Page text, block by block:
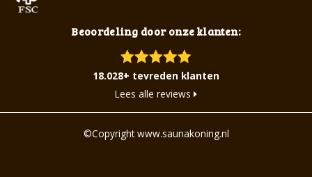
Beoordeling door onze klanten:
18.028+ tevreden klanten
Lees alle reviews
©Copyright www.saunakoning.nl